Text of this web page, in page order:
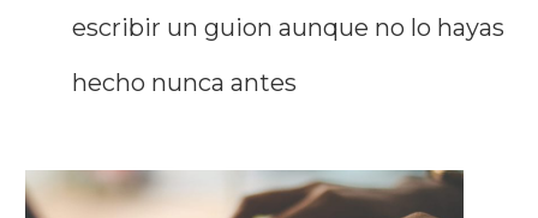
escribir un guion aunque no lo hayas
hecho nunca antes